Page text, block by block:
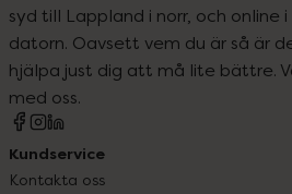
syd till Lappland i norr, och online
datorn. Oavsett vem du är så är
hjälpa just dig att må lite bättre.
med oss.
Kundservice
Kontakta oss